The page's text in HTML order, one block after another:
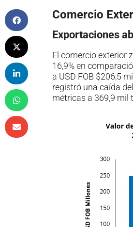
Comercio
Exportaciones
El comercio exterior
16,9% en
a USD FOB $206,5
registró una caída
métricas a 369,9 mil